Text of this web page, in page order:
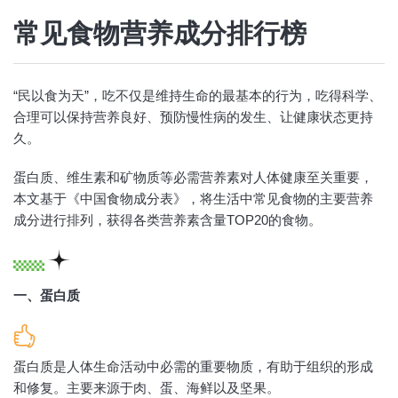
常见食物营养成分排行榜
“民以食为天”，吃不仅是维持生命的最基本的行为，吃得科学、
合理可以保持营养良好、预防慢性病的发生、让健康状态更持
久。
蛋白质、维生素和矿物质等必需营养素对人体健康至关重要，
本文基于《中国食物成分表》，将生活中常见食物的主要营养
成分进行排列，获得各类营养素含量TOP20的食物。
一、蛋白质
蛋白质是人体生命活动中必需的重要物质，有助于组织的形成
和修复。主要来源于肉、蛋、海鲜以及坚果。